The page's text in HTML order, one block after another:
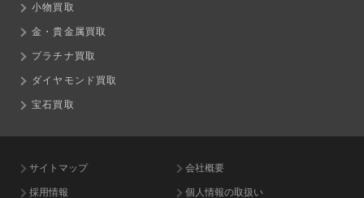
小物買取
金・貴金属買取
プラチナ買取
ダイヤモンド買取
宝石買取
サイトマップ 会社概要
採用情報 個人情報の取扱い